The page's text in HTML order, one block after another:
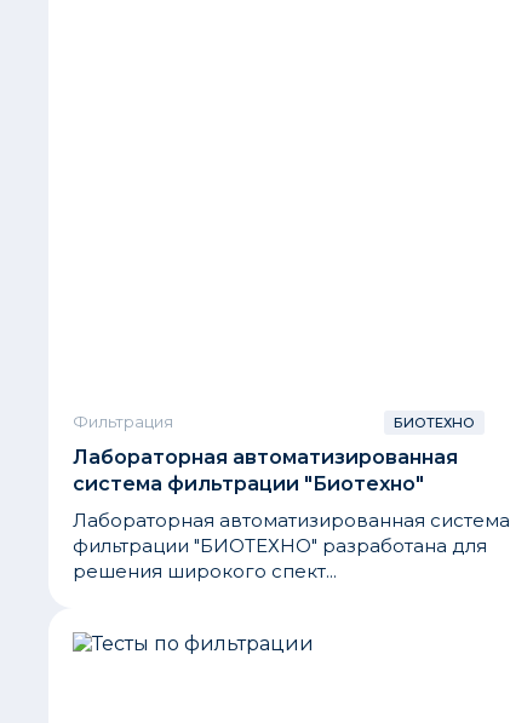
Фильтрация БИОТЕХНО
Лабораторная автоматизированная
система фильтрации "Биотехно"
Лабораторная автоматизированная система
фильтрации "БИОТЕХНО" разработана для
решения широкого спект...